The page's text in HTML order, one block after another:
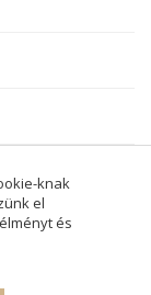
-
knak
el
és